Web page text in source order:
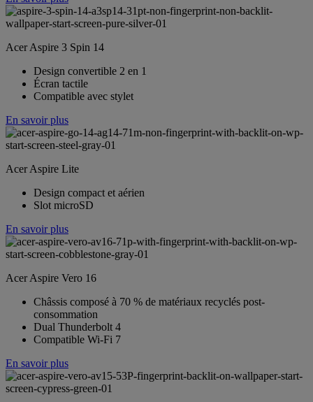
Acer Aspire 3 Spin 14
Design convertible 2 en 1
Écran tactile
Compatible avec stylet
En savoir plus
Acer Aspire Lite
Design compact et aérien
Slot microSD
En savoir plus
Acer Aspire Vero 16
Châssis composé à 70 % de matériaux recyclés post-
consommation
Dual Thunderbolt 4
Compatible Wi-Fi 7
En savoir plus